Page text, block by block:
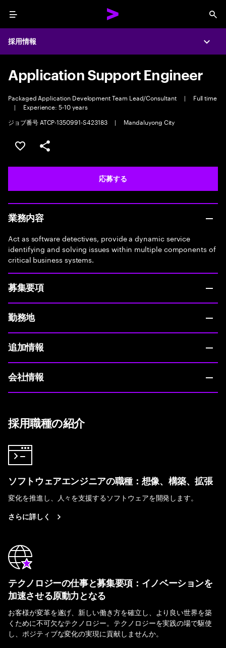
Menu
採用情報
Application Support Engineer
Packaged Application Development Team Lead/Consultant |
Full time
|
Experience: 5-10 years
ジョブ番号 ATCP-1350991-S423183
| Mandaluyong City
ポジションを保存する 【首都圏エリア】契約社員（給
シェア
応募する
業務内容
Act as software detectives, provide a dynamic service
identifying and solving issues within multiple components of
critical business systems.
募集要項
勤務地
追加情報
会社情報
採用職種の紹介
ソフトウェアエンジニアの職種：想像、構築、拡張
変化を推進し、人々を支援するソフトウェアを開発します。
さらに詳しく
テクノロジーの仕事と募集要項：イノベーションを
加速させる原動力となる
お客様が変革を遂げ、新しい働き方を確立し、より良い世界を築
くために不可欠なテクノロジー。テクノロジーを実践の場で駆使
し、ポジティブな変化の実現に貢献しませんか。